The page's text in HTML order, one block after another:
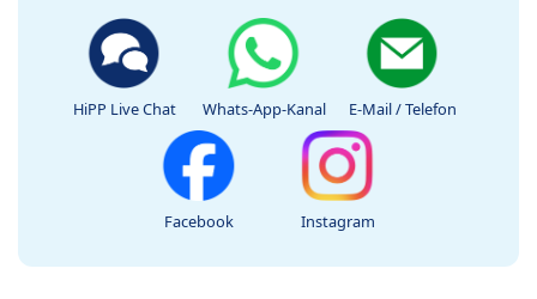
HiPP Live Chat Whats-App-Kanal E-Mail / Telefon
Facebook Instagram